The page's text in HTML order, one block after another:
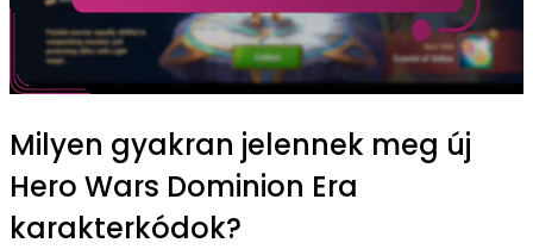
Milyen gyakran jelennek meg új
Hero Wars Dominion Era
karakterkódok?